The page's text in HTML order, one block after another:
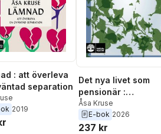
: att överleva
separation
2019
Det nya livet som
pensionär :
förberedelser,
funderingar och
förändringar
Åsa Kruse
E-bok 2026
237 kr